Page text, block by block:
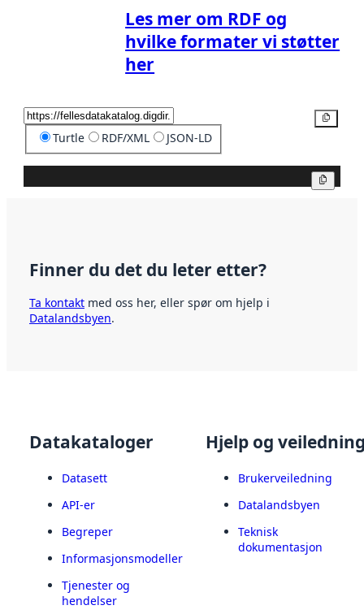
Les mer om RDF og
hvilke formater vi støtter
her
Turtle RDF/XML JSON-LD
Finner du det du leter etter?
Ta kontakt med oss her, eller spør om hjelp i
Datalandsbyen.
Datakataloger
Datasett
API-er
Begreper
Informasjonsmodeller
Tjenester og
hendelser
Hjelp og
Brukerveiledning
Datalandsbyen
Teknisk
dokumentasjon